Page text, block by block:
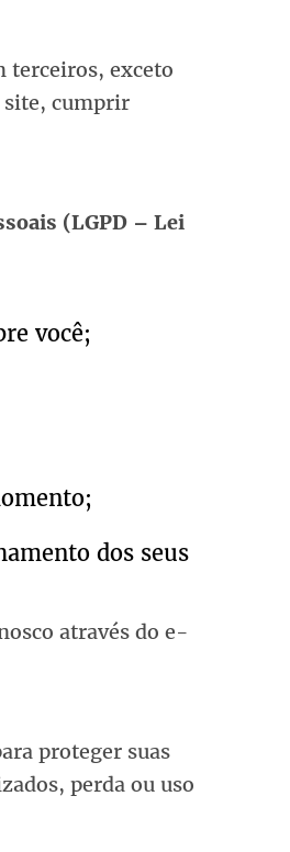
terceiros, exceto
site, cumprir
(LGPD – Lei
você;
dos seus
através do e-
proteger suas
perda ou uso